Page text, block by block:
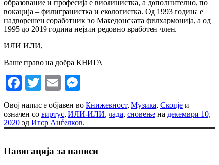
образование и професија е виолинистка, а дополнително, по
вокација – филигранистка и екологистка. Од 1993 година е
надворешен соработник во Македонската филхармонија, а од
1995 до 2019 година нејзин редовно вработен член.
ИЛИ-ИЛИ,
Ваше право на добра КНИГА
Facebook
TwitterEmail
Овој напис е објавен во Книжевност, Музика, Скопје и
означен со виртус, ИЛИ-ИЛИ, лада, сновење на декември 10,
2020 од Игор Анѓелков.
Навигација за написи